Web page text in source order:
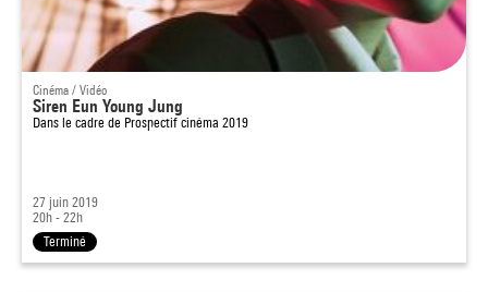
Cinéma / Vidéo
Siren Eun Young Jung
Dans le cadre de Prospectif cinéma 2019
27 juin 2019
20h - 22h
Terminé